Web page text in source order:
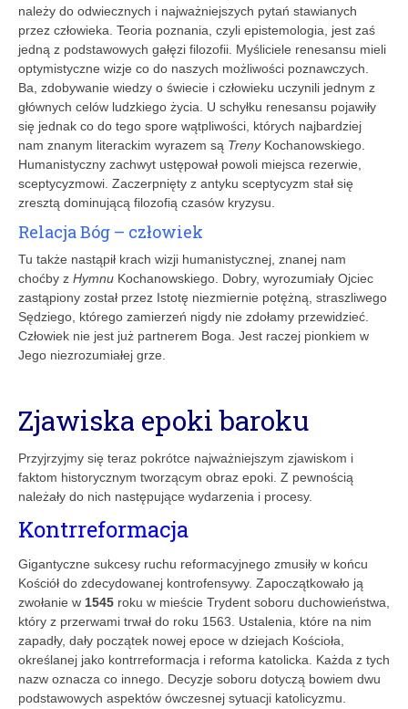
należy do odwiecznych i najważniejszych pytań stawianych
przez człowieka. Teoria poznania, czyli epistemologia, jest zaś
jedną z podstawowych gałęzi filozofii. Myśliciele renesansu mieli
optymistyczne wizje co do naszych możliwości poznawczych.
Ba, zdobywanie wiedzy o świecie i człowieku uczynili jednym z
głównych celów ludzkiego życia. U schyłku renesansu pojawiły
się jednak co do tego spore wątpliwości, których najbardziej
nam znanym literackim wyrazem są TrenyKochanowskiego.
Humanistyczny zachwyt ustępował powoli miejsca rezerwie,
sceptycyzmowi. Zaczerpnięty z antyku sceptycyzm stał się
zresztą dominującą filozofią czasów kryzysu.
Relacja Bóg – człowiek
Tu także nastąpił krach wizji humanistycznej, znanej nam
choćby z Hymnu Kochanowskiego. Dobry, wyrozumiały Ojciec
zastąpiony został przez Istotę niezmiernie potężną, straszliwego
Sędziego, którego zamierzeń nigdy nie zdołamy przewidzieć.
Człowiek nie jest już partnerem Boga. Jest raczej pionkiem w
Jego niezrozumiałej grze.
Zjawiska epoki baroku
Przyjrzyjmy się teraz pokrótce najważniejszym zjawiskom i
faktom historycznym tworzącym obraz epoki. Z pewnością
należały do nich następujące wydarzenia i procesy.
Kontrreformacja
Gigantyczne sukcesy ruchu reformacyjnego zmusiły w końcu
Kościół do zdecydowanej kontrofensywy. Zapoczątkowało ją
zwołanie w 1545 roku w mieście Trydent soboru duchowieństwa,
który z przerwami trwał do roku 1563. Ustalenia, które na nim
zapadły, dały początek nowej epoce w dziejach Kościoła,
określanej jako kontrreformacja i reforma katolicka. Każda z tych
nazw oznacza co innego. Decyzje soboru dotyczą bowiem dwu
podstawowych aspektów ówczesnej sytuacji katolicyzmu.